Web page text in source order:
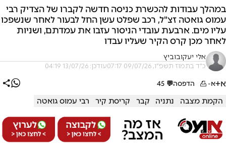
במהלך עבודות להכשרת כניסה חדשה לקברו של הצדיק רבי
עמוס גואטה זצ"ל, רכב שפלט עשן החל לבעור לאחר שנשפכו
עליו מים. ארבעת עובדי הניסור עזבו את עמדתם, ושניות
לאחר מכן קרס הקיר שעליו עבדו
אלי יעקובוביץ
כ"ד בתמוז תשפ"ו, 09/07/26 07:17 עודכן: 13/07/26 04:19
א+א- הדפסה💬
45
הקמת מצבה נתניה קבר קריסת קיר רבי עמוס גואטה